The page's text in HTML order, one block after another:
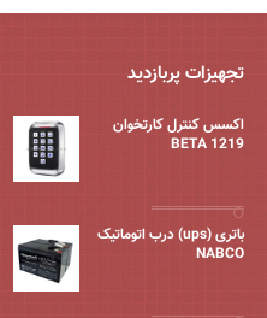
تجهیزات پربازدید
اکسس کنترل کارتخوان
BETA 1219
باتری (ups) درب اتوماتیک
NABCO